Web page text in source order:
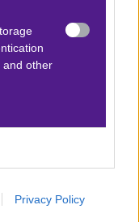
and other
Privacy Policy
είναι
δείξει ότι